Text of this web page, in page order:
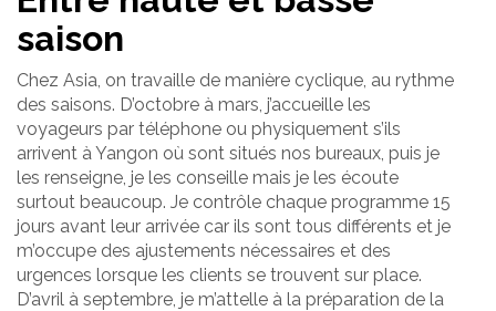
saison
Chez Asia, on travaille de manière cyclique, au rythme
des saisons. D’octobre à mars, j’accueille les
voyageurs par téléphone ou physiquement s’ils
arrivent à Yangon où sont situés nos bureaux, puis je
les renseigne, je les conseille mais je les écoute
surtout beaucoup. Je contrôle chaque programme 15
jours avant leur arrivée car ils sont tous différents et je
m’occupe des ajustements nécessaires et des
urgences lorsque les clients se trouvent sur place.
D’avril à septembre, je m’attelle à la préparation de la